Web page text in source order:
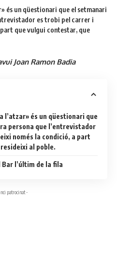
és un qüestionari que el setmanari
es trobi pel carrer i
que vulgui contestar, que
Joan Ramon Badia
l’atzar» és un qüestionari que
persona que l’entrevistador
només la condició, a part
al poble.
l’últim de la fila
patrocinat -